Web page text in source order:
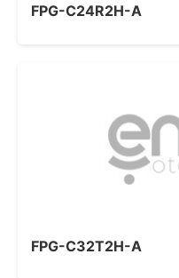
FPG-C24R2H-A
FPG-C32T2H-A